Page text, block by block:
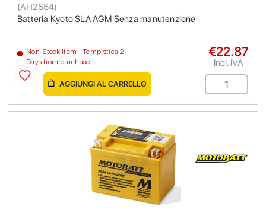
Batteria Kyoto SLA AGM Senza manutenzione
(AH2554)
Non-Stock Item - Tempistica 2
Days from purchase
€22.87
Incl. IVA
AGGIUNGI AL CARRELLO